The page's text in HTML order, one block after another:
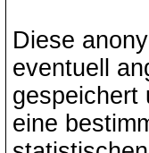
Diese
eventuell
gespeichert
eine